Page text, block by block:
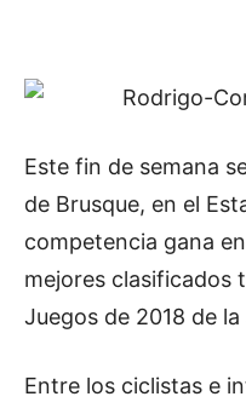
Este fin de semana
de Brusque, en el
competencia gana
mejores clasificados
Juegos de 2018 de
Entre los ciclistas e